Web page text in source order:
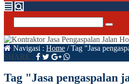
Navigasi : Home /Tag "Jasa
SHARE :
Tag "Jasa pengaspalan